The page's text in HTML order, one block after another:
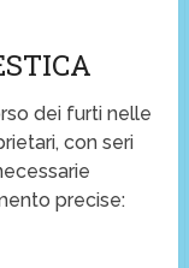
dei furti nelle
con seri
precise: